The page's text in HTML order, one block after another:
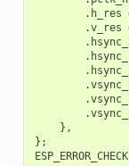
. h_res
.v_res
.
.
.
.
.
.
},
};
ESP_ERROR_CHECK